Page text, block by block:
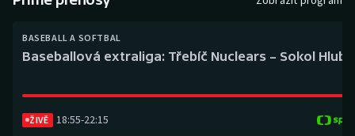
Dostihy
Futsal
BASEBALL A SOFTBAL
Baseballová extraliga: Třebíč Nuclears – Sokol
ŽIVĚ 18:55-22:15